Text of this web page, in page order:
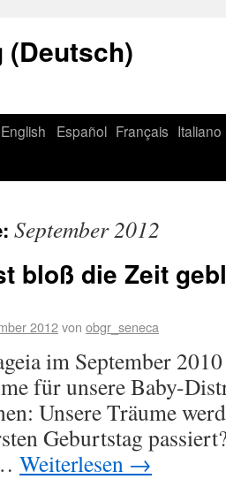
(Deutsch)
English Español Français Italiano
September 2012
bloß die Zeit
2012von obgr_seneca
im September
für unsere Baby-
Unsere Träume
Geburtstag
Weiterlesen →